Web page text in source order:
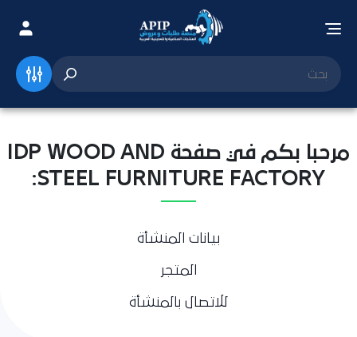
مرحبا بكم في صفحة IDP WOOD AND
STEEL FURNITURE FACTORY:
بيانات المنشأة
المتجر
للاتصال بالمنشأة